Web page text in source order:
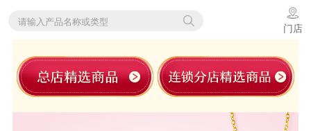
请输入产品名称或类型 门店